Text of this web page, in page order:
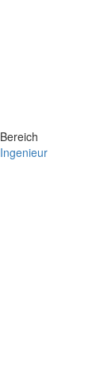
Bereich
Ingenieur